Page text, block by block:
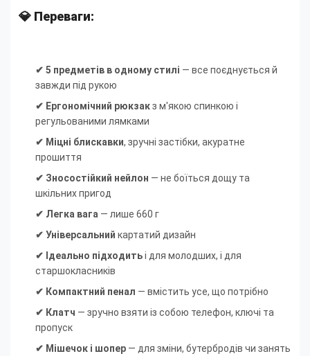
💎 Переваги:
✔ 5 предметів в одному стилі — все поєднується й
завжди під рукою
✔ Ергономічний рюкзакз м'якою спинкою і
регульованими лямками
✔ Міцні блискавки, зручні застібки, акуратне
прошиття
✔ Зносостійкий нейлон — не боїться дощу та
шкільних пригод
✔ Легка вага — лише 660 г
✔ Універсальний картатий дизайн
✔ Ідеально підходитьі для молодших, і для
старшокласників
✔ Компактний пенал — вмістить усе, що потрібно
✔ Клатч — зручно взяти із собою телефон, ключі та
пропуск
✔ Мішечок і шопер — для зміни, бутербродів чи занять